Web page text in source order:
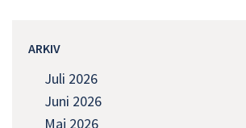
ARKIV
Juli 2026
Juni 2026
Maj 2026